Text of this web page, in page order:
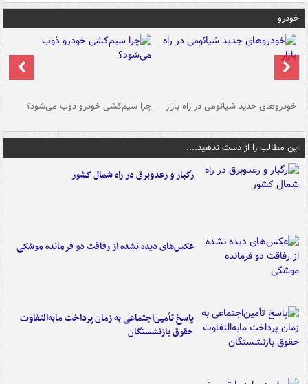
خودرو
خودروهای جدید شیائومی در راه بازار چرا سیم‌کشی خودرو ذوب می‌شود؟
این مطالب را از دست ندهید....
رگبار و رعدوبرق در راه شمال کشور
عکس‌های دیده نشده از رفاقت دو فرمانده‌ موشکی
پاسخ تأمین‌اجتماعی به زمان پرداخت مابه‌التفاوت
حقوق بازنشستگان